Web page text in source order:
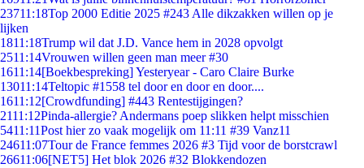
23711:18Top 2000 Editie 2025 #243 Alle dikzakken willen op je
lijken
1811:18Trump wil dat J.D. Vance hem in 2028 opvolgt
2511:14Vrouwen willen geen man meer #30
1611:14[Boekbespreking] Yesteryear - Caro Claire Burke
13011:14Teltopic #1558 tel door en door en door....
1611:12[Crowdfunding] #443 Rentestijgingen?
2111:12Pinda-allergie? Andermans poep slikken helpt misschien
5411:11Post hier zo vaak mogelijk om 11:11 #39 Vanz11
24611:07Tour de France femmes 2026 #3 Tijd voor de borstcrawl
26611:06[NET5] Het blok 2026 #32 Blokkendozen